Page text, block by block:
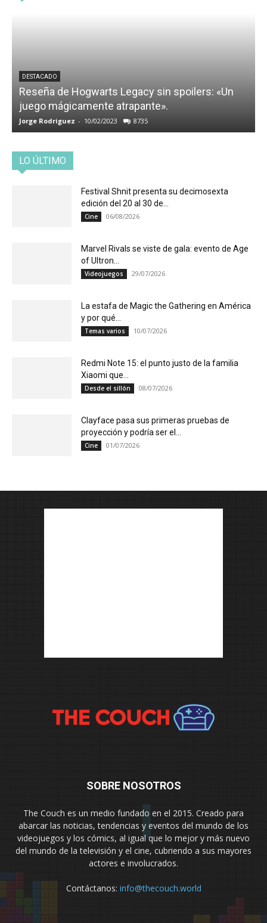
DESTACADO
Reseña de Hogwarts Legacy sin spoilers: «Un
juego mágicamente atrapante».
Jorge Rodriguez - 10/02/2023 8735
LO ÚLTIMO
Festival Shnit presenta su decimosexta
edición del 20 al 30 de...
Cine 06/08/2026
Marvel Rivals se viste de gala: evento de Age
of Ultron...
Videojuegos 29/07/2026
La estafa de Magic the Gathering en América
y por qué...
Temas varios 10/07/2026
Redmi Note 15: el punto justo de la familia
Xiaomi que...
Desde el sillón 08/07/2026
Clayface pasa sus primeras pruebas de
proyección y podría ser el...
Cine 01/07/2026
SOBRE NOSOTROS
The Couch es un medio fundado en el 2015. Creado para
abarcar las noticias, tendencias y eventos del mundo de los
videojuegos y los cómics, al igual que lo mejor y más nuevo
del mundo de la televisión y el cine, cubriendo a sus mayores
actores e involucrados.
Contáctanos: info@thecouch.world